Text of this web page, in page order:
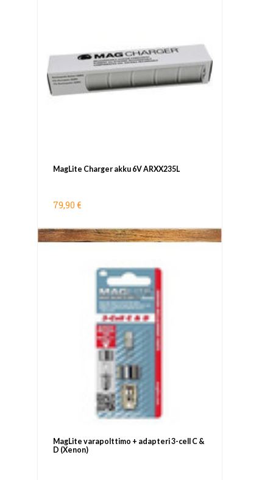
MagLite Charger akku 6V ARXX235L
79,90 €
MagLite varapolttimo + adapteri 3-cell C &
D (Xenon)